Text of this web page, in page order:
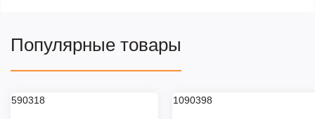
Популярные товары
590318 1090398